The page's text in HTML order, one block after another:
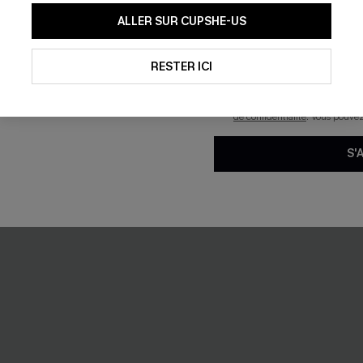
V taille moyenne
Maillot de bain une pièce
flexible à col diamant
🔥HOT
ALLER SUR CUPSHE-US
RESTER ICI
En soumettant votre adresse
mails marketing (y compris
reconnaissez avoir pris
pouvons utiliser les données
technologies de suivi, telles
savoir si ceux-ci ont été
personnaliser nos contenus
produits susceptibles de
de confidentialité. Vous